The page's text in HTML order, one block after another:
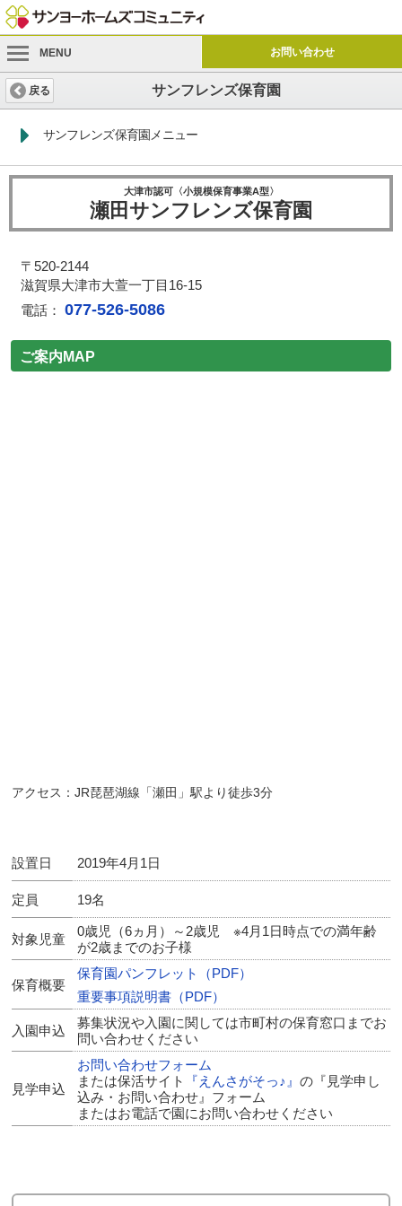
お問い合わせ
MENU
戻る サンフレンズ保育園
サンフレンズ保育園メニュー
大津市認可〈小規模保育事業A型〉
瀬田サンフレンズ保育園
〒520-2144
滋賀県大津市大萱一丁目16-15
電話： 077-526-5086
ご案内MAP
アクセス：JR琵琶湖線「瀬田」駅より徒歩3分
設置日 2019年4月1日
定員 19名
対象児童
0歳児（6ヵ月）～2歳児 ※4月1日時点での満年齢
が2歳までのお子様
保育概要
保育園パンフレット（PDF）
重要事項説明書（PDF）
入園申込
募集状況や入園に関しては市町村の保育窓口までお
問い合わせください
見学申込
お問い合わせフォーム
または保活サイト
『えんさがそっ♪』の『見学申し
込み・お問い合わせ』フォーム
またはお電話で園にお問い合わせください